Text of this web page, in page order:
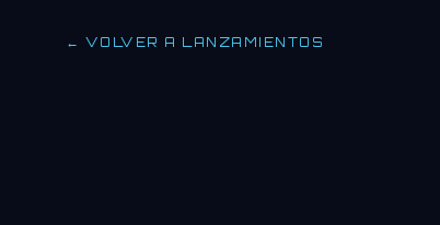
← VOLVER A LANZAMIENTOS